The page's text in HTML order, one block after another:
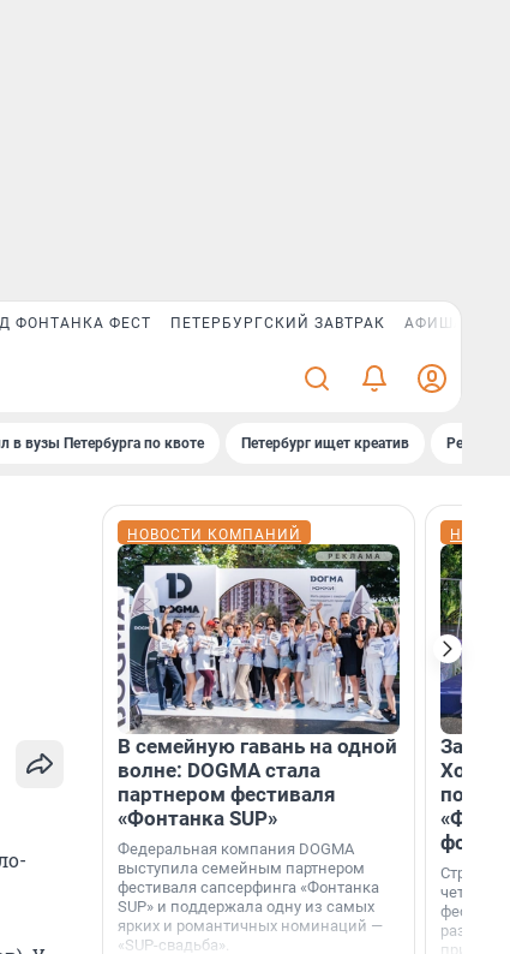
ФОНТАНКА ФЕСТ ПЕТЕРБУРГСКИЙ ЗАВТРАК АФИША PLUS
в вузы Петербурга по квоте Петербург ищет креатив
НОВОСТИ КОМПАНИЙ
В семейную гавань на одной
волне: DOGMA стала
партнером фестиваля
«Фонтанка SUP»
Федеральная компания DOGMA
выступила семейным партнером
фестиваля сапсерфинга «Фонтанка
SUP» и поддержала одну из самых
ярких и романтичных номинаций —
«SUP-свадьба».
раз